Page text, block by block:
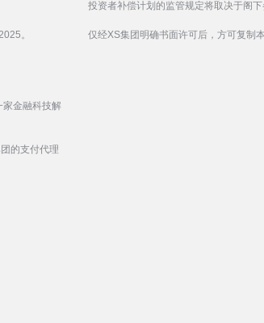
。
家金融科技解
的支付代理
投资者补偿计划的监管规定将取决于阁
仅经XS集团明确书面许可后，方可复制